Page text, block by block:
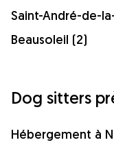
Saint-André-de-
Beausoleil (2)
Dog sitters
Hébergement à